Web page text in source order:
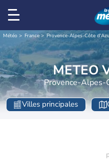
Météo France Provence-Alpes-Côte
METEO
Provence-Alpes-
Villes principales